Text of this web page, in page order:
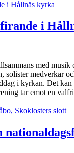
i
med
solister medverkar
i kyrkan. Det
tar emot en